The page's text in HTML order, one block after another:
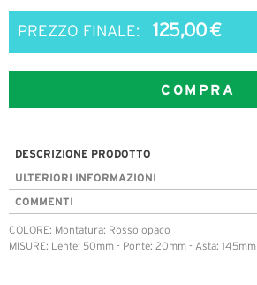
PREZZO FINALE: 125,00 €
COMPRA
DESCRIZIONE PRODOTTO
ULTERIORI INFORMAZIONI
COMMENTI
COLORE: Montatura: Rosso opaco
MISURE: Lente: 50mm - Ponte: 20mm - Asta: 145mm